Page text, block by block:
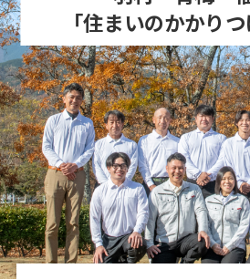
「住まいのかかり